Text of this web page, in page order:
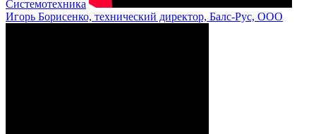
Системотехника
Игорь Борисенко, технический директор, Балс-Рус, ООО